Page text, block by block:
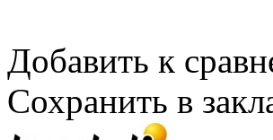
Добавить к
Сохранить в